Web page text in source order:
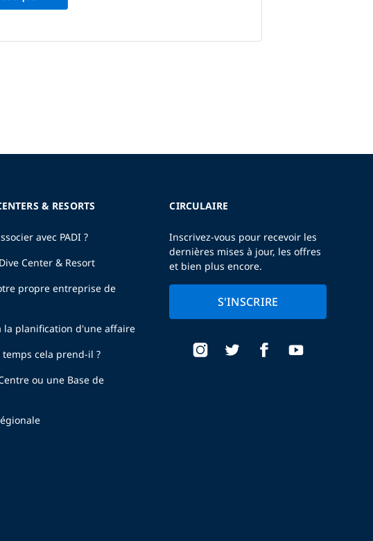
& RESORTS
avec PADI ?
Center & Resort
propre entreprise de
la planification d'une affaire
temps cela prend-il ?
ou une Base de
CIRCULAIRE
Inscrivez-vous pour recevoir les
dernières mises à jour, les offres
et bien plus encore.
S'INSCRIRE